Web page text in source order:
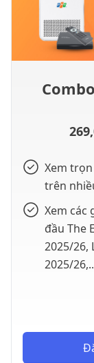
Xem
trên
Xem các
đầu The
2025/26,
2025/